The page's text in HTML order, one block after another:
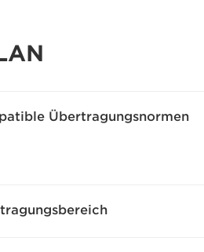
Übertragungsnormen